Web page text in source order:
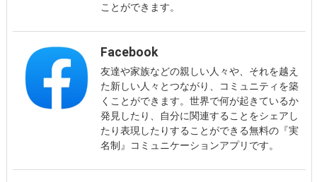
ことができます。
Facebook
友達や家族などの親しい人々や、それを越え
た新しい人々とつながり、コミュニティを築
くことができます。世界で何が起きているか
発見したり、自分に関連することをシェアし
たり表現したりすることができる無料の『実
名制』コミュニケーションアプリです。